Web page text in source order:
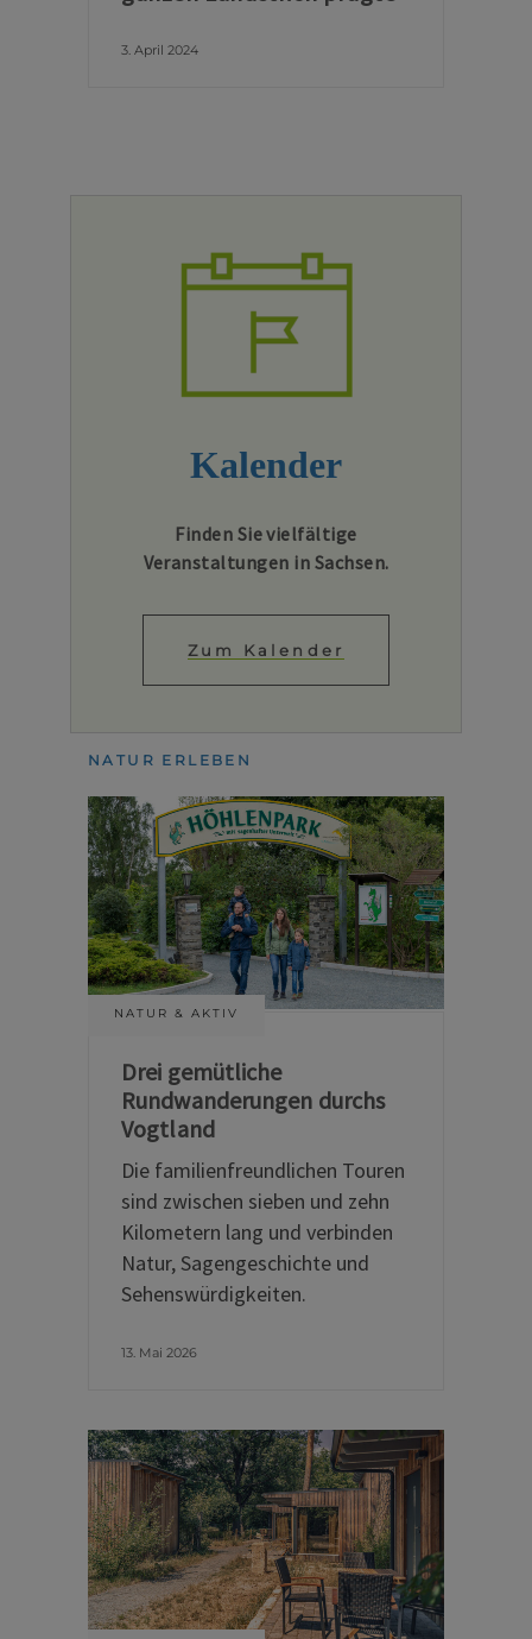
3. April 2024
Kalender
Finden Sie vielfältige
Veranstaltungen in Sachsen.
Zum Kalender
NATUR ERLEBEN
NATUR & AKTIV
Drei gemütliche
Rundwanderungen durchs
Vogtland
Die familienfreundlichen Touren
sind zwischen sieben und zehn
Kilometern lang und verbinden
Natur, Sagengeschichte und
Sehenswürdigkeiten.
13. Mai 2026